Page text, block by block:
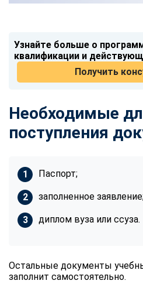
Узнайте больше о
квалификации и
Получить
Необходимые
поступления
Паспорт;
заполненное
диплом вуза или ссуза.
Остальные документы
заполнит самостоятельно.